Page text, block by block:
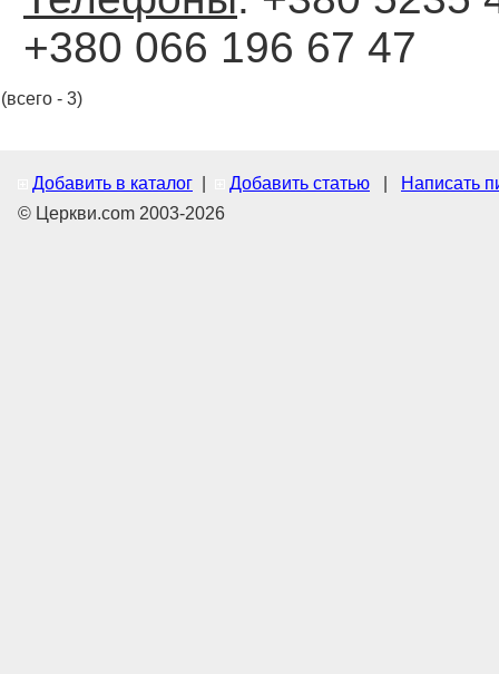
+380 066 196 67 47
(всего - 3)
Добавить в каталог Добавить статью
Написать
© Церкви.com 2003-2026